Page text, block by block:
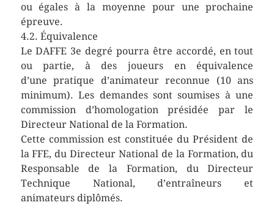
ou égales à la moyenne pour une prochaine
épreuve.
4.2. Équivalence
Le DAFFE 3e degré pourra être accordé, en tout
ou partie, à des joueurs en équivalence
d’une pratique d’animateur reconnue (10 ans
minimum). Les demandes sont soumises à une
commission d’homologation présidée par le
Directeur National de la Formation.
Cette commission est constituée du Président de
la FFE, du Directeur National de la Formation, du
Responsable de la Formation, du Directeur
Technique National, d’entraîneurs et
animateurs diplômés.